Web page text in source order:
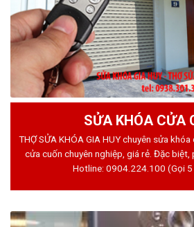
SỬA KHÓA CỬA
THỢ SỬA KHÓA GIA HUY chuyên sửa
cửa cuốn chuyên nghiệp, giá rẻ. Đặc
Hotline: 0904.224.100 (Gọi